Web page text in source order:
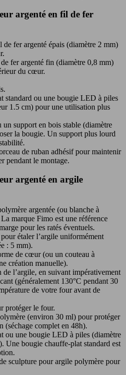
argenté en fil de fer
fer argenté épais (diamètre 2 mm)
fer argenté fin (diamètre 0,8 mm)
du cœur.
standard ou une bougie LED à piles
1.5 cm) pour une utilisation plus
support en bois stable (diamètre
la bougie. Un support plus lourd
de ruban adhésif pour maintenir
pendant le montage.
argenté en argile
argentée (ou blanche à
marque Fimo est une référence
pour les ratés éventuels.
étaler l’argile uniformément
: 5 mm).
de cœur (ou un couteau à
création manuelle).
l’argile, en suivant impérativement
(généralement 130°C pendant 30
de votre four avant de
protéger le four.
(environ 30 ml) pour protéger
(séchage complet en 48h).
ou une bougie LED à piles (diamètre
Une bougie chauffe-plat standard est
sculpture pour argile polymère pour